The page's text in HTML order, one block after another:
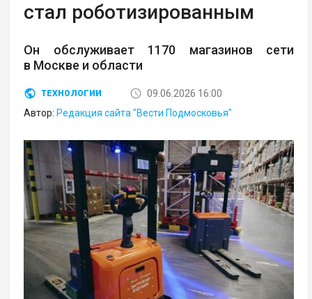
стал роботизированным
Он обслуживает 1170 магазинов сети
в Москве и области
ТЕХНОЛОГИИ
09.06.2026 16:00
Автор: Редакция сайта "Вести Подмосковья"